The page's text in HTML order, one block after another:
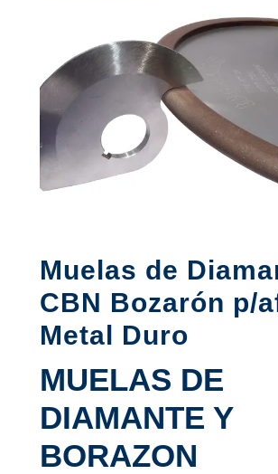
Muelas de
CBN Bozarón p/
Metal Duro
MUELAS DE
DIAMANTE Y
BORAZON